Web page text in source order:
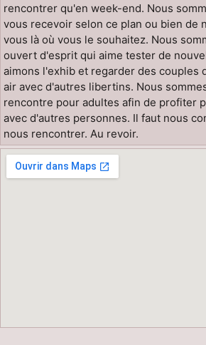
rencontrer qu'en week-end. Nous
vous recevoir selon ce plan ou bien de
vous là où vous le souhaitez. Nous
ouvert d'esprit qui aime tester de
aimons l'exhib et regarder des couples
air avec d'autres libertins. Nous
rencontre pour adultes afin de profiter
avec d'autres personnes. Il faut nous
nous rencontrer. Au revoir.